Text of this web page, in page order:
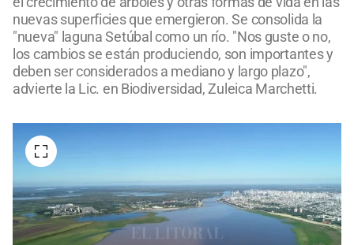
nuevas superficies que emergieron. Se consolida la
"nueva" laguna Setúbal como un río. "Nos guste o no,
los cambios se están produciendo, son importantes y
deben ser considerados a mediano y largo plazo",
advierte la Lic. en Biodiversidad, Zuleica Marchetti.